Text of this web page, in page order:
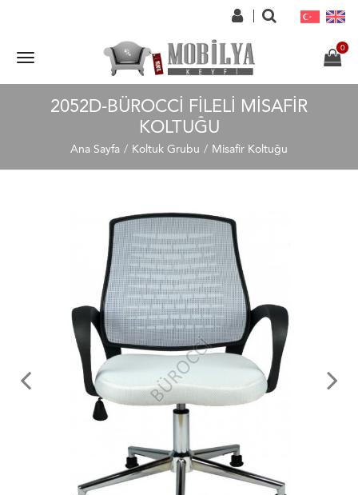
2052D-BÜROCCI FILELI MISAFIR
KOLTUĞU
Ana Sayfa Koltuk Grubu Misafir Koltuğu